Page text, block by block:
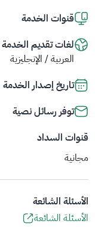
قنوات الخدمة
لغات تقديم الخدمة
العربية / الإنجليزية
تاريخ إصدار الخدمة
توفر رسائل نصية
قنوات السداد
مجانية
الأسئلة الشائعة
الأسئلة الشائعة